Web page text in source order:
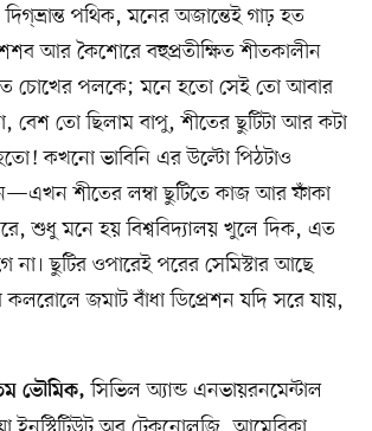
পথিক, মনের অজান্তেই গাঢ় হত
আর কৈশোরে বহুপ্রতীক্ষিত শীতকালীন
চোখের পলকে; মনে হতো সেই তো আবার
বেশ তো ছিলাম বাপু, শীতের ছুটিটা আর কটা
কখনো ভাবিনি এর উল্টো পিঠটাও
শীতের লম্বা ছুটিতে কাজ আর ফাঁকা
শুধু মনে হয় বিশ্ববিদ্যালয় খুলে দিক, এত
না। ছুটির ওপারেই পরের সেমিস্টার আছে
জমাট বাঁধা ডিপ্রেশন যদি সরে যায়,
ভৌমিক, সিভিল অ্যান্ড এনভায়রনমেন্টাল